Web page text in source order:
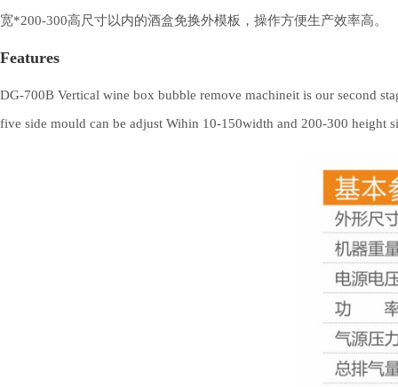
宽*200-300高尺寸以内的酒盒免换外模板，操作方便生产效率高。
Features
DG-700B Vertical wine box bubble remove machineit is our second
five side mould can be adjust Wihin 10-150width and 200-300 height